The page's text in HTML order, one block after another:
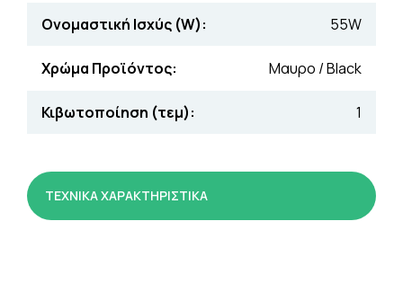
Ονομαστική Ισχύς (W): 55W
Χρώμα Προϊόντος: Μαυρο / Βlack
Κιβωτοποίηση (τεμ): 1
ΤΕΧΝΙΚΑ ΧΑΡΑΚΤΗΡΙΣΤΙΚΑ